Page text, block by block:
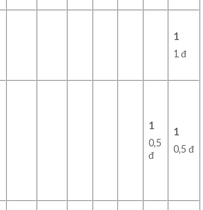
1
1 đ
1
0,5
đ
1
0,5 đ